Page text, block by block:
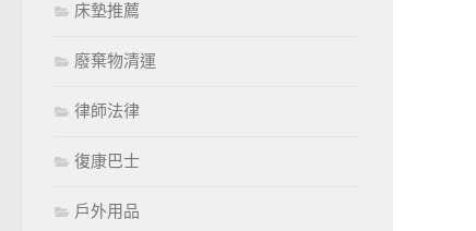
床墊推薦
廢棄物清運
律師法律
復康巴士
戶外用品